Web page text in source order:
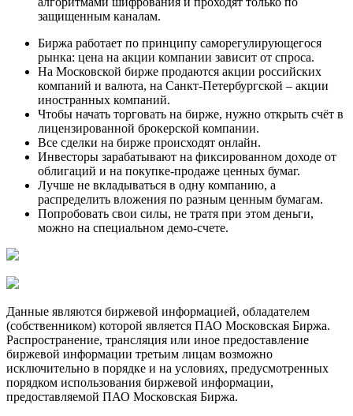
защищенным каналам.
Биржа работает по принципу саморегулирующегося
рынка: цена на акции компании зависит от спроса.
На Московской бирже продаются акции российских
компаний и валюта, на Санкт-Петербургской – акции
иностранных компаний.
Чтобы начать торговать на бирже, нужно открыть счёт в
лицензированной брокерской компании.
Все сделки на бирже происходят онлайн.
Инвесторы зарабатывают на фиксированном доходе от
облигаций и на покупке-продаже ценных бумаг.
Лучше не вкладываться в одну компанию, а
распределить вложения по разным ценным бумагам.
Попробовать свои силы, не тратя при этом деньги,
можно на специальном демо-счете.
Данные являются биржевой информацией, обладателем
(собственником) которой является ПАО Московская Биржа.
Распространение, трансляция или иное предоставление
биржевой информации третьим лицам возможно
исключительно в порядке и на условиях, предусмотренных
порядком использования биржевой информации,
предоставляемой ПАО Московская Биржа.